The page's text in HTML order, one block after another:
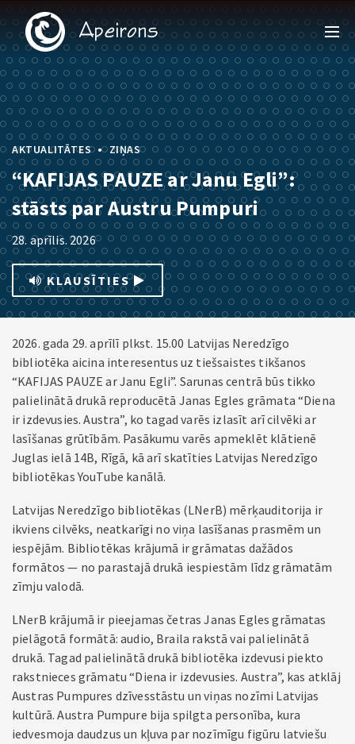
AKTUALITĀTES • ZIŅAS
“KAFIJAS PAUZE ar Janu Egli”:
stāsts par Austru Pumpuri
28. aprīlis. 2026
KLAUSĪTIES
2026. gada 29. aprīlī plkst. 15.00 Latvijas Neredzīgo
bibliotēka aicina interesentus uz tiešsaistes tikšanos
“KAFIJAS PAUZE ar Janu Egli”. Sarunas centrā būs tikko
palielinātā drukā reproducētā Janas Egles grāmata “Diena
ir izdevusies. Austra”, ko tagad varēs izlasīt arī cilvēki ar
lasīšanas grūtībām. Pasākumu varēs apmeklēt klātienē
Juglas ielā 14B, Rīgā, kā arī skatīties Latvijas Neredzīgo
bibliotēkas YouTube kanālā.
Latvijas Neredzīgo bibliotēkas (LNerB) mērķauditorija ir
ikviens cilvēks, neatkarīgi no viņa lasīšanas prasmēm un
iespējām. Bibliotēkas krājumā ir grāmatas dažādos
formātos — no parastajā drukā iespiestām līdz grāmatām
zīmju valodā.
LNerB krājumā ir pieejamas četras Janas Egles grāmatas
pielāgotā formātā: audio, Braila rakstā vai palielinātā
drukā. Tagad palielinātā drukā bibliotēka izdevusi piekto
rakstnieces grāmatu “Diena ir izdevusies. Austra”, kas atklāj
Austras Pumpures dzīvesstāstu un viņas nozīmi Latvijas
kultūrā. Austra Pumpure bija spilgta personība, kura
iedvesmoja daudzus un kļuva par nozīmīgu figūru latviešu